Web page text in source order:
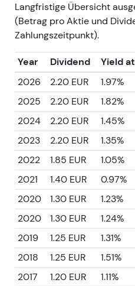
Langfristige Übersicht
(Betrag pro Aktie und
Zahlungszeitpunkt).
Year Dividend Yield
2026
2.20 EUR 1.97%
2025
2.20 EUR
1.82%
2024
2.20 EUR
1.45%
2023
2.20 EUR
1.35%
2022
1.85 EUR
1.05%
2021
1.40 EUR
0.97%
2020
1.30 EUR
1.23%
2020
1.30 EUR
1.24%
2019
1.25 EUR
1.31%
2018
1.25 EUR
1.51%
2017
1.20 EUR
1.11%